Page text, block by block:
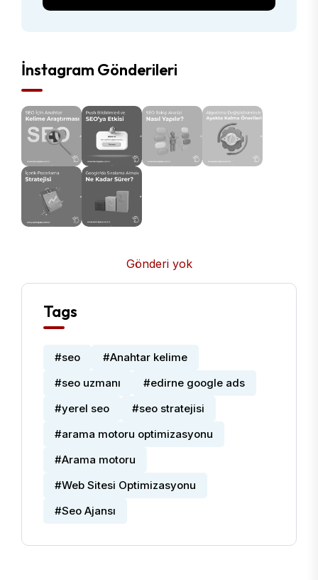
İnstagram Gönderileri
Gönderi yok
Tags
#seo
#Anahtar kelime
#seo uzmanı
#edirne google ads
#yerel seo
#seo stratejisi
#arama motoru optimizasyonu
#Arama motoru
#Web Sitesi Optimizasyonu
#Seo Ajansı